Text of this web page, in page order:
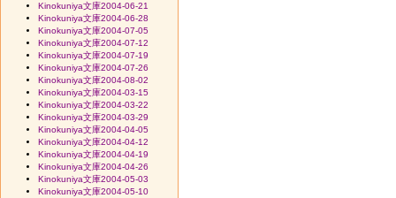
Kinokuniya文庫2004-06-21
Kinokuniya文庫2004-06-28
Kinokuniya文庫2004-07-05
Kinokuniya文庫2004-07-12
Kinokuniya文庫2004-07-19
Kinokuniya文庫2004-07-26
Kinokuniya文庫2004-08-02
Kinokuniya文庫2004-03-15
Kinokuniya文庫2004-03-22
Kinokuniya文庫2004-03-29
Kinokuniya文庫2004-04-05
Kinokuniya文庫2004-04-12
Kinokuniya文庫2004-04-19
Kinokuniya文庫2004-04-26
Kinokuniya文庫2004-05-03
Kinokuniya文庫2004-05-10